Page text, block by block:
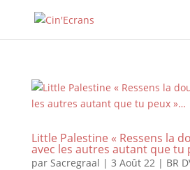
Little Palestine « Ressens la
avec les autres autant que tu
par Sacregraal | 3 Août 22| BR